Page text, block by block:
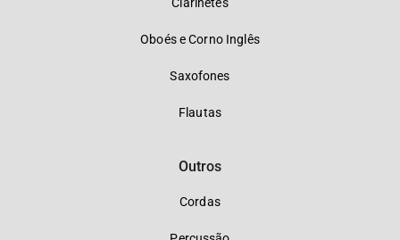
Clarinetes
Oboés e Corno Inglês
Saxofones
Flautas
Outros
Cordas